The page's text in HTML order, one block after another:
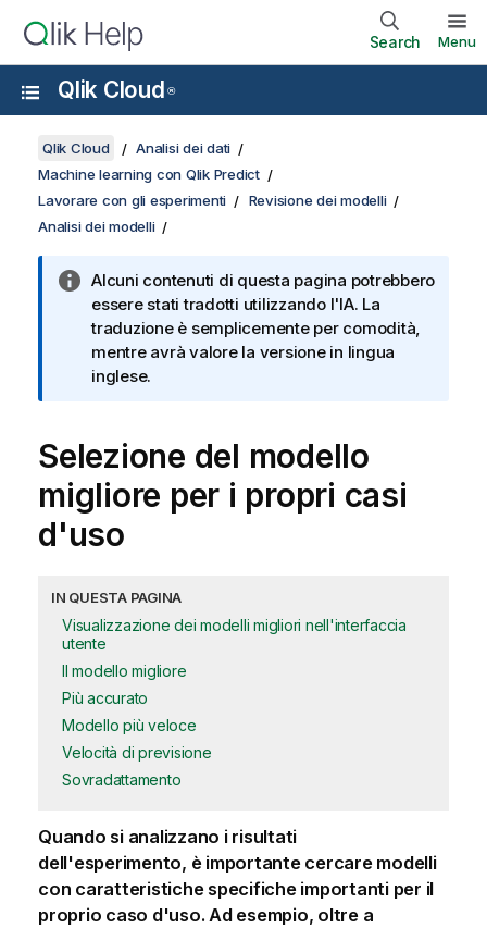
Search Menu
Qlik Cloud ®
Qlik Cloud
Analisi dei dati
Machine learning con Qlik Predict
Lavorare con gli esperimenti
Revisione dei modelli
Analisi dei modelli
Alcuni contenuti di questa pagina potrebbero
essere stati tradotti utilizzando l'IA. La
traduzione è semplicemente per comodità,
mentre avrà valore la versione in lingua
inglese.
Selezione del modello
migliore per i propri casi
d'uso
IN QUESTA PAGINA
Visualizzazione dei modelli migliori nell'interfaccia
utente
Il modello migliore
Più accurato
Modello più veloce
Velocità di previsione
Sovradattamento
Quando si analizzano i risultati
dell'esperimento, è importante cercare modelli
con caratteristiche specifiche importanti per il
proprio caso d'uso. Ad esempio, oltre a